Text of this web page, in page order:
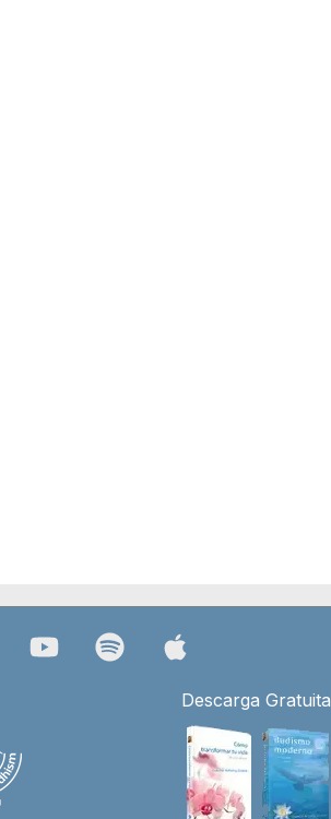
Descarga Gratuita